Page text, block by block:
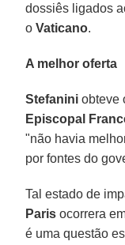
dossiês ligados
oVaticano.
A melhor oferta
Stefanini obteve
Episcopal
"não havia
por fontes do
Tal estado de
Paris ocorrera
é uma questão